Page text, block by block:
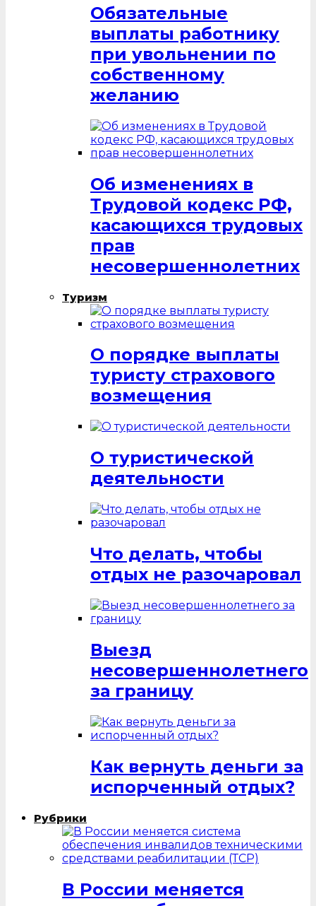
Обязательные
выплаты работнику
при увольнении по
собственному
желанию
Об изменениях в
Трудовой кодекс РФ,
касающихся трудовых
прав
несовершеннолетних
Туризм
О порядке выплаты
туристу страхового
возмещения
О туристической
деятельности
Что делать, чтобы
отдых не разочаровал
Выезд
несовершеннолетнего
за границу
Как вернуть деньги за
испорченный отдых?
Рубрики
В России меняется